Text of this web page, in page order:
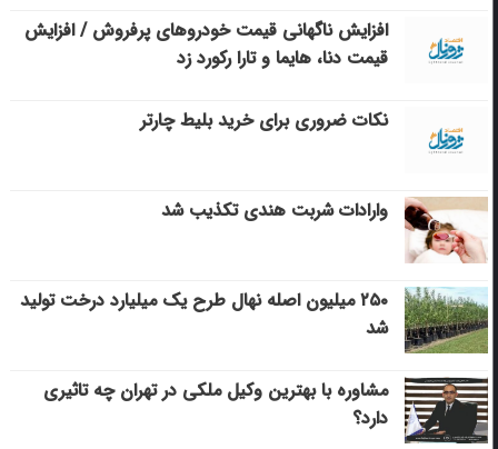
افزایش ناگهانی قیمت خودروهای پرفروش / افزایش
قیمت دنا، هایما و تارا رکورد زد
نکات ضروری برای خرید بلیط چارتر
وارادات شربت هندی تکذیب شد
۲۵۰ میلیون اصله نهال طرح یک میلیارد درخت تولید
شد
مشاوره با بهترین وکیل ملکی در تهران چه تاثیری
دارد؟